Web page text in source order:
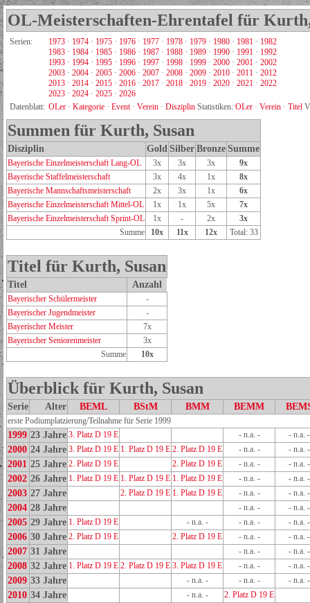
OL-Meisterschaften-Ehrentafel für
Serien: 1973 · 1974 · 1975 · 1976 · 1977 · 1978 · 1979 · 1980 · 1981 · 1982
1983 · 1984 · 1985 · 1986 · 1987 · 1988 · 1989 · 1990 · 1991 · 1992
1993 · 1994 · 1995 · 1996 · 1997 · 1998 · 1999 · 2000 · 2001 · 2002
2003 · 2004 · 2005 · 2006 · 2007 · 2008 · 2009 · 2010 · 2011 · 2012
2013 · 2014 · 2015 · 2016 · 2017 · 2018 · 2019 · 2020 · 2021 · 2022
2023 · 2024 · 2025 · 2026
Datenblatt: OLer · Kategorie · Event· Verein · Disziplin Statistiken: OLer · Verein · Titel
Summen für Kurth, Susan
Disziplin Gold Silber Bronze Summe
Bayerische Einzelmeisterschaft Lang-OL 3x 3x 3x
9x
Bayerische Staffelmeisterschaft
3x 4x 1x
8x
Bayerische Mannschaftsmeisterschaft
2x 3x 1x
6x
Bayerische Einzelmeisterschaft Mittel-OL
1x 1x 5x
7x
Bayerische Einzelmeisterschaft Sprint-OL
1x - 2x
3x
Summe
10x 11x 12x Total: 33
Titel für Kurth, Susan
Titel Anzahl
Bayerischer Schülermeister
-
Bayerischer Jugendmeister
-
Bayerischer Meister
7x
Bayerischer Seniorenmeister
3x
Summe
10x
Überblick für Kurth, Susan
Serie Alter BEML BStM BMM BEMM
erste Podiumplatzierung/Teilnahme für Serie 1999
1999 23 Jahre 3. Platz D 19 E - n.a. - - n.a. -
2000 24 Jahre 3. Platz D 19 E 1. Platz D 19 E 2. Platz D 19 E - n.a. - - n.a. -
2001 25 Jahre 2. Platz D 19 E 2. Platz D 19 E - n.a. - - n.a. -
2002 26 Jahre 1. Platz D 19 E 1. Platz D 19 E 1. Platz D 19 E - n.a. - - n.a. -
2003 27 Jahre 2. Platz D 19 E 1. Platz D 19 E - n.a. - - n.a. -
2004 28 Jahre - n.a. - - n.a. -
2005 29 Jahre 1. Platz D 19 E - n.a. - - n.a. - - n.a. -
2006 30 Jahre 2. Platz D 19 E 2. Platz D 19 E - n.a. - - n.a. -
2007 31 Jahre - n.a. - - n.a. -
2008 32 Jahre 1. Platz D 19 E 2. Platz D 19 E 3. Platz D 19 E - n.a. - - n.a. -
2009 33 Jahre - n.a. - - n.a. - - n.a. -
2010 34 Jahre - n.a. - 2. Platz D 19 E